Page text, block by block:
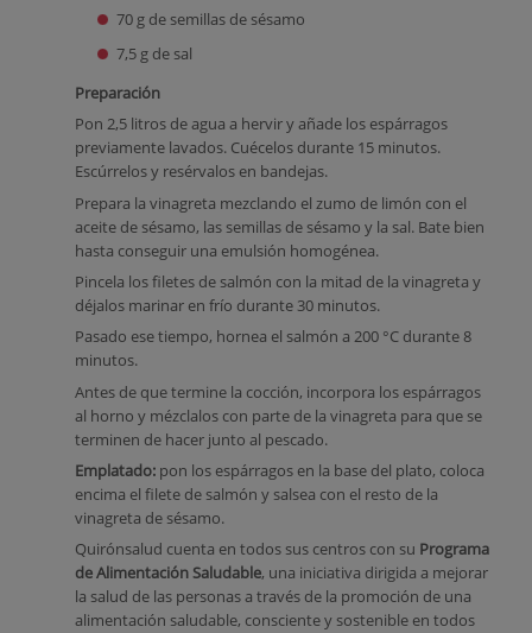
70 g de semillas de sésamo
7,5 g de sal
Preparación
Pon 2,5 litros de agua a hervir y añade los espárragos
previamente lavados. Cuécelos durante 15 minutos.
Escúrrelos y resérvalos en bandejas.
Prepara la vinagreta mezclando el zumo de limón con el
aceite de sésamo, las semillas de sésamo y la sal. Bate bien
hasta conseguir una emulsión homogénea.
Pincela los filetes de salmón con la mitad de la vinagreta y
déjalos marinar en frío durante 30 minutos.
Pasado ese tiempo, hornea el salmón a 200 °C durante 8
minutos.
Antes de que termine la cocción, incorpora los espárragos
al horno y mézclalos con parte de la vinagreta para que se
terminen de hacer junto al pescado.
Emplatado: pon los espárragos en la base del plato, coloca
encima el filete de salmón y salsea con el resto de la
vinagreta de sésamo.
Quirónsalud cuenta en todos sus centros con su Programa
de Alimentación Saludable, una iniciativa dirigida a mejorar
la salud de las personas a través de la promoción de una
alimentación saludable, consciente y sostenible en todos